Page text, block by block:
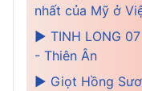
nhất của Mỹ ở
► TINH LONG
- Thiên Ân
► Giọt Hồng